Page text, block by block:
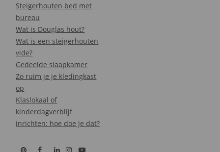
Steigerhouten bed met
bureau
Wat is Douglas hout?
Wat is een steigerhouten
vide?
Gedeelde slaapkamer
Zo ruim je je kledingkast
op
Klaslokaal of
kinderdagverblijf
inrichten: hoe doe je dat?